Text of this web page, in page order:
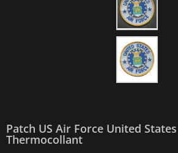
Patch US Air Force United
Thermocollant